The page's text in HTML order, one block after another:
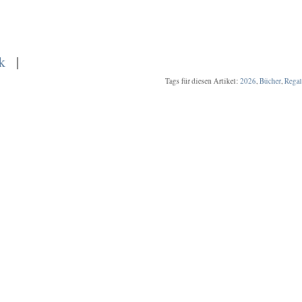
|
Tags für diesen Artikel:2026,Bücher,Regal